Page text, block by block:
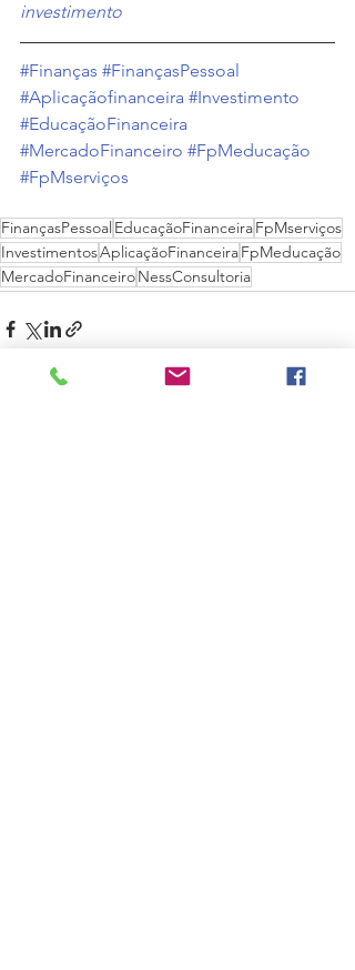
investimento
#Finanças #FinançasPessoal
#Aplicaçãofinanceira #Investimento
#EducaçãoFinanceira
#MercadoFinanceiro #FpMeducação
#FpMserviços
FinançasPessoal EducaçãoFinanceiraFpMserviços
InvestimentosAplicaçãoFinanceiraFpMeducação
MercadoFinanceiroNessConsultoria